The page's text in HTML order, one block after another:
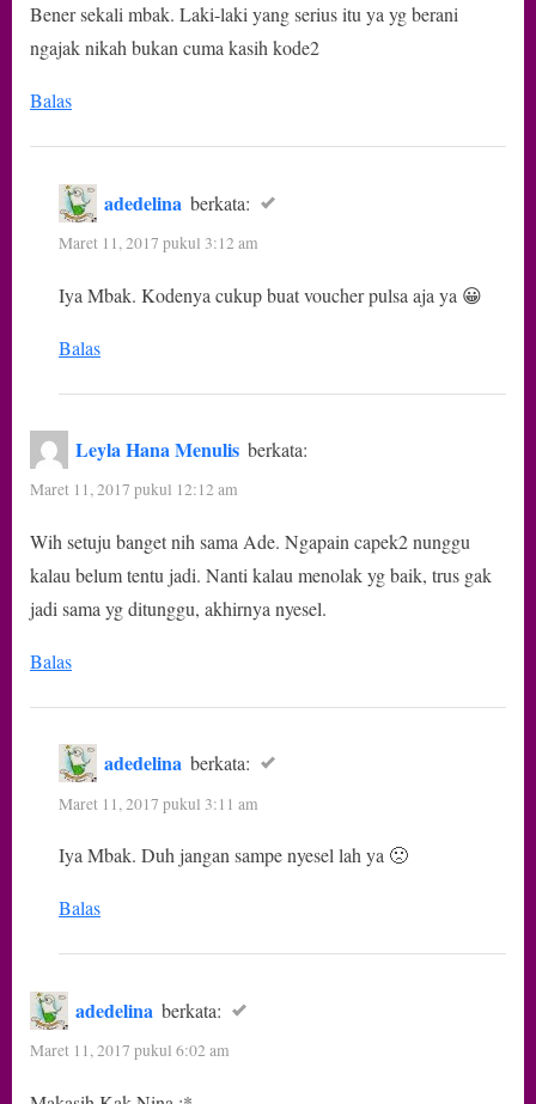
Bener sekali mbak. Laki-laki yang serius itu ya yg berani
ngajak nikah bukan cuma kasih kode2
Balas
adedelina berkata:
Maret 11, 2017 pukul 3:12 am
Iya Mbak. Kodenya cukup buat voucher pulsa aja ya 😀
Balas
Leyla Hana Menulis berkata:
Maret 11, 2017 pukul 12:12 am
Wih setuju banget nih sama Ade. Ngapain capek2 nunggu
kalau belum tentu jadi. Nanti kalau menolak yg baik, trus gak
jadi sama yg ditunggu, akhirnya nyesel.
Balas
adedelina berkata:
Maret 11, 2017 pukul 3:11 am
Iya Mbak. Duh jangan sampe nyesel lah ya 🙁
Balas
adedelina berkata:
Maret 11, 2017 pukul 6:02 am